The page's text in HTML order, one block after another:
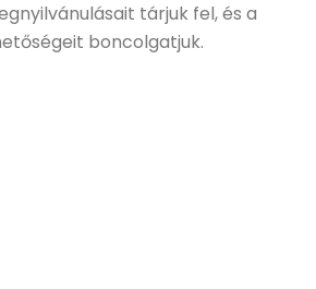
tárjuk fel, és a
boncolgatjuk.